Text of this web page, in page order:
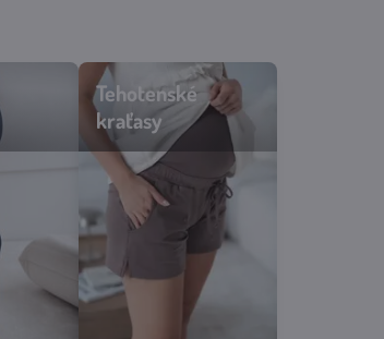
Tehotenské
kraťasy